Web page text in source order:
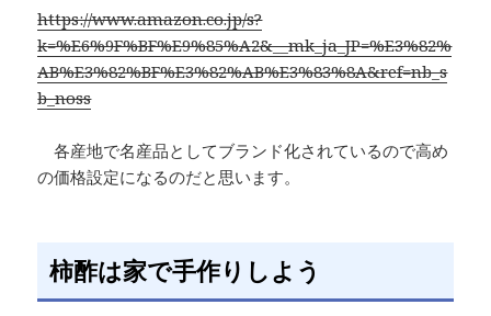
https://www.amazon.co.jp/s?
k=%E6%9F%BF%E9%85%A2&__mk_ja_JP=%E3%82%
AB%E3%82%BF%E3%82%AB%E3%83%8A&ref=nb_s
b_noss
各産地で名産品としてブランド化されているので高め
の価格設定になるのだと思います。
柿酢は家で手作りしよう